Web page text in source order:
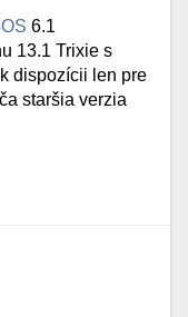
6.1
13.1 Trixie s
dispozícii len pre
staršia verzia